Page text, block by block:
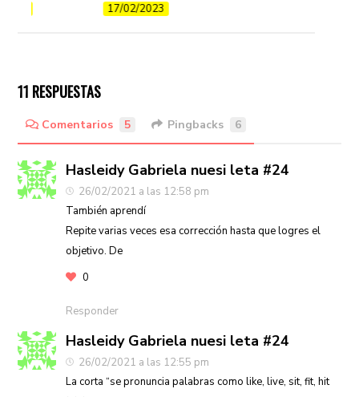
17/02/2023
11 RESPUESTAS
Comentarios 5 Pingbacks 6
Hasleidy Gabriela nuesi leta #24
26/02/2021 a las 12:58 pm
También aprendí
Repite varias veces esa corrección hasta que logres el
objetivo. De
0
Responder
Hasleidy Gabriela nuesi leta #24
26/02/2021 a las 12:55 pm
La corta “se pronuncia palabras como like, live, sit, fit, hit